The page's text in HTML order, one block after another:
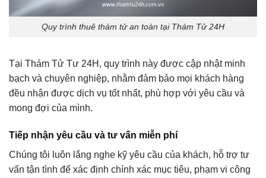
Quy trình thuê thám tử an toàn tại Thám Tử 24H
Tại Thám Tử Tư 24H, quy trình này được cập nhật minh
bạch và chuyên nghiệp, nhằm đảm bảo mọi khách hàng
đều nhận được dịch vụ tốt nhất, phù hợp với yêu cầu và
mong đợi của mình.
Tiếp nhận yêu cầu và tư vấn miễn phí
Chúng tôi luôn lắng nghe kỹ yêu cầu của khách, hỗ trợ tư
vấn tận tình để xác định chính xác mục tiêu, phạm vi công